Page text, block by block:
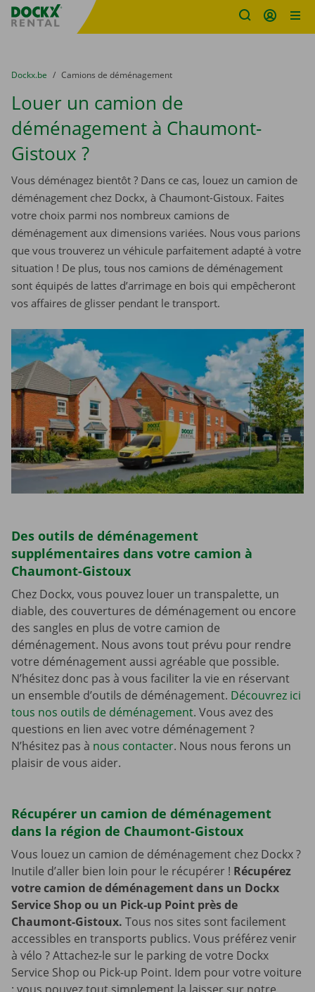
sitename
You are here:
du
Dockx.be to
Camions de déménagement
Louer un camion de
déménagement à Chaumont-
Gistoux ?
Vous déménagez bientôt ? Dans ce cas, louez un camion de
déménagement chez Dockx, à Chaumont-Gistoux. Faites
votre choix parmi nos nombreux camions de
déménagement aux dimensions variées. Nous vous parions
que vous trouverez un véhicule parfaitement adapté à votre
situation ! De plus, tous nos camions de déménagement
sont équipés de lattes d’arrimage en bois qui empêcheront
vos affaires de glisser pendant le transport.
Des outils de déménagement
supplémentaires dans votre camion à
Chaumont-Gistoux
Chez Dockx, vous pouvez louer un transpalette, un
diable, des couvertures de déménagement ou encore
des sangles en plus de votre camion de
déménagement. Nous avons tout prévu pour rendre
votre déménagement aussi agréable que possible.
N’hésitez donc pas à vous faciliter la vie en réservant
un ensemble d’outils de déménagement. Découvrez ici
tous nos outils de déménagement. Vous avez des
questions en lien avec votre déménagement ?
N’hésitez pas à nous contacter. Nous nous ferons un
plaisir de vous aider.
Récupérer un camion de déménagement
dans la région de Chaumont-Gistoux
Vous louez un camion de déménagement chez Dockx ?
Inutile d’aller bien loin pour le récupérer ! Récupérez
votre camion de déménagement dans un Dockx
Service Shop ou un Pick-up Point près de
Chaumont-Gistoux. Tous nos sites sont facilement
accessibles en transports publics. Vous préférez venir
à vélo ? Attachez-le sur le parking de votre Dockx
Service Shop ou Pick-up Point. Idem pour votre voiture